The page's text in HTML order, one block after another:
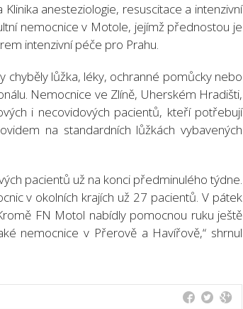
anesteziologie, resuscitace a intenzivní
nemocnice v Motole, jejímž přednostou je
intenzivní péče pro Prahu.
chyběly lůžka, léky, ochranné pomůcky nebo
Nemocnice ve Zlíně, Uherském Hradišti,
i necovidových pacientů, kteří potřebují
na standardních lůžkách vybavených
pacientů už na konci předminulého týdne.
v okolních krajích už 27 pacientů. V pátek
FN Motol nabídly pomocnou ruku ještě
nemocnice v Přerově a Havířově,“ shrnul